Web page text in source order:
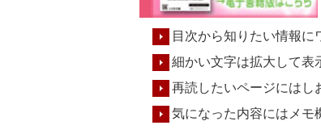
目次から知りたい情報に
細かい文字は拡大して表
再読したいページにはし
気になった内容にはメ